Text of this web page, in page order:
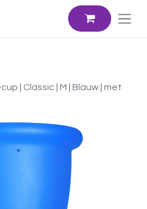
| Classic | M | Blauw | met